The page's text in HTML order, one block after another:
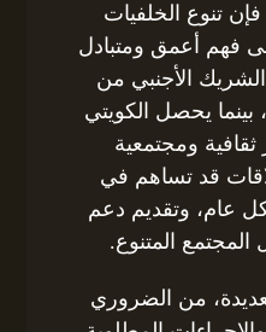
تنوع الخلفيات
فهم أعمق ومتبادل
الأجنبي من
بينما يحصل الكويتي
ومجتمعية
قد تساهم في
عام، وتقديم دعم
المتنوع.
من الضروري